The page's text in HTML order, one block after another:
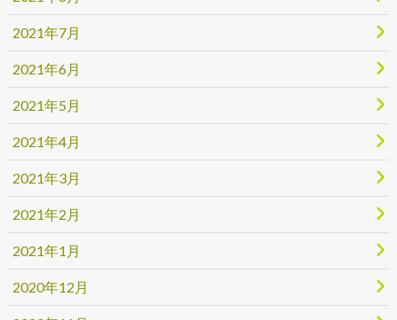
2021年7月
2021年6月
2021年5月
2021年4月
2021年3月
2021年2月
2021年1月
2020年12月